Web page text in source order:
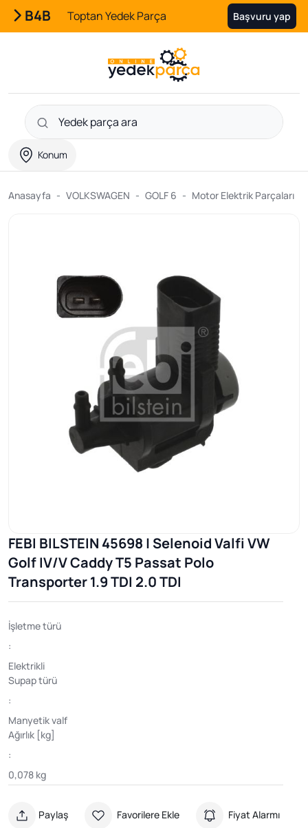
B4B Toptan Yedek Parça Başvuru yap
Konum
Anasayfa VOLKSWAGEN GOLF 6 Motor Elektrik Parçaları
FEBI BILSTEIN 45698 | Selenoid Valfi VW
Golf IV/V Caddy T5 Passat Polo
Transporter 1.9 TDI 2.0 TDI
İşletme türü
:
Elektrikli
Supap türü
:
Manyetik valf
Ağırlık [kg]
:
0,078 kg
Paylaş Favorilere Ekle Fiyat Alarmı